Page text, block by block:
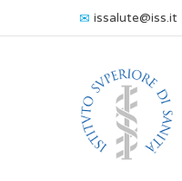
issalute@iss.it